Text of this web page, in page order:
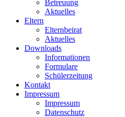
Betreuung
Aktuelles
Eltern
Elternbeirat
Aktuelles
Downloads
Informationen
Formulare
Schülerzeitung
Kontakt
Impressum
Impressum
Datenschutz